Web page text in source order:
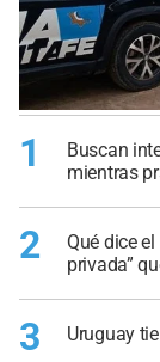
1
Buscan
mientras
2
Qué dice
privada”
3 Uruguay